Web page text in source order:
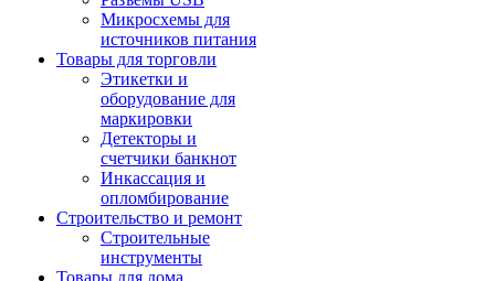
Микросхемы для
источников питания
Товары для торговли
Этикетки и
оборудование для
маркировки
Детекторы и
счетчики банкнот
Инкассация и
опломбирование
Строительство и ремонт
Строительные
инструменты
Товары для дома